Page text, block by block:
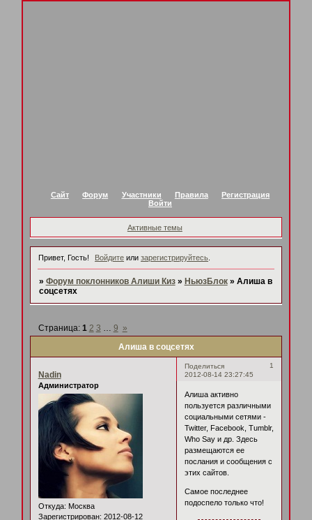
Сайт Форум Участники Правила
Регистрация
Войти
Активные темы
Привет, Гость! Войдите илизарегистрируйтесь
» Форум поклонников Алиши Киз » НьюзБлок » Алиша в
соцсетях
Алиша в соцсетях
Страница: 1 2 3 … 9 »
Поделиться
1
2012-08-14 23:27:45
Nadin
Администратор
Откуда: Москва
Зарегистрирован: 2012-08-12
Алиша активно
пользуется различными
социальными сетями -
Twitter, Facebook, Tumblr,
Who Say и др. Здесь
размещаются ее
послания и сообщения с
этих сайтов.
Самое последнее
подоспело только что!